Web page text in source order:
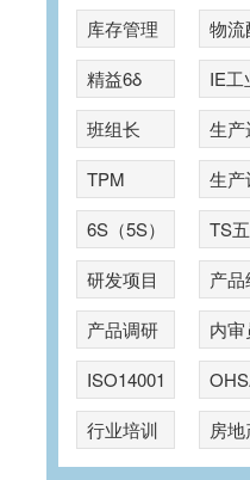
理
库存管理 物流
精益6δ
IE工
程
班组长
生产
TPM
生产
6S（5S）
TS
具
研发项目
管理
产品
产品调研
内
训
ISO14001
行业培训
房